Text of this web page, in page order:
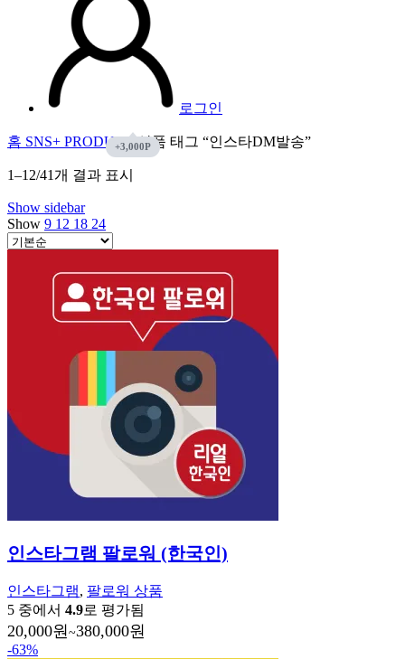
로그인
홈 SNS+ PRODUCT상품 태그 “인스타DM발송”
1–12/41개 결과 표시
Show sidebar
Show 9 12 18 24
인스타그램 팔로워 (한국인)
인스타그램, 팔로워 상품
5 중에서 4.9로 평가됨
20,000원 ~380,000원
-63%